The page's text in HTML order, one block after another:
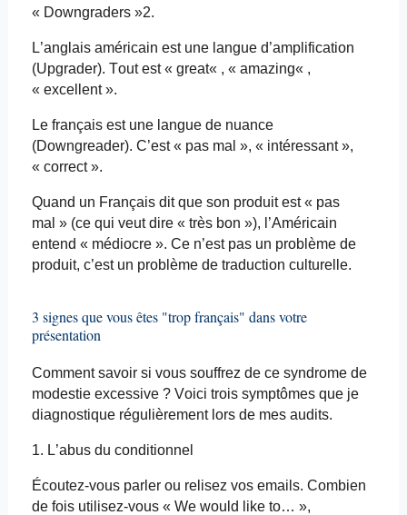
« Downgraders »2.
L’anglais américain est une langue d’amplification
(Upgrader). Tout est « great« , « amazing« ,
« excellent ».
Le français est une langue de nuance
(Downgreader). C’est « pas mal », « intéressant »,
« correct ».
Quand un Français dit que son produit est « pas
mal » (ce qui veut dire « très bon »), l’Américain
entend « médiocre ». Ce n’est pas un problème de
produit, c’est un problème de traduction culturelle.
3 signes que vous êtes "trop français" dans votre
présentation
Comment savoir si vous souffrez de ce syndrome de
modestie excessive ? Voici trois symptômes que je
diagnostique régulièrement lors de mes audits.
1. L’abus du conditionnel
Écoutez-vous parler ou relisez vos emails. Combien
de fois utilisez-vous « We would like to… »,